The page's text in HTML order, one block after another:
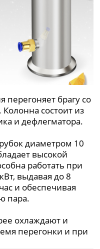
брагу со
состоит из
и дефлегматора.
диаметром 10
высокой
работать при
выдавая до 8
и обеспечивая
пара.
охлаждают и
перегонки и при